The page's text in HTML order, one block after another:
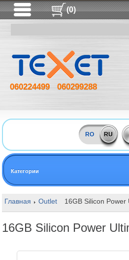
(0)
060224499 060299288
RO RU
Категории
Главная Outlet 16GB Silicon Power
16GB Silicon Power